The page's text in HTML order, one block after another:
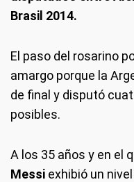
Brasil 2014.
El paso del rosarino
amargo porque la
de final y disputó
posibles.
A los 35 años y en el
Messi exhibió un